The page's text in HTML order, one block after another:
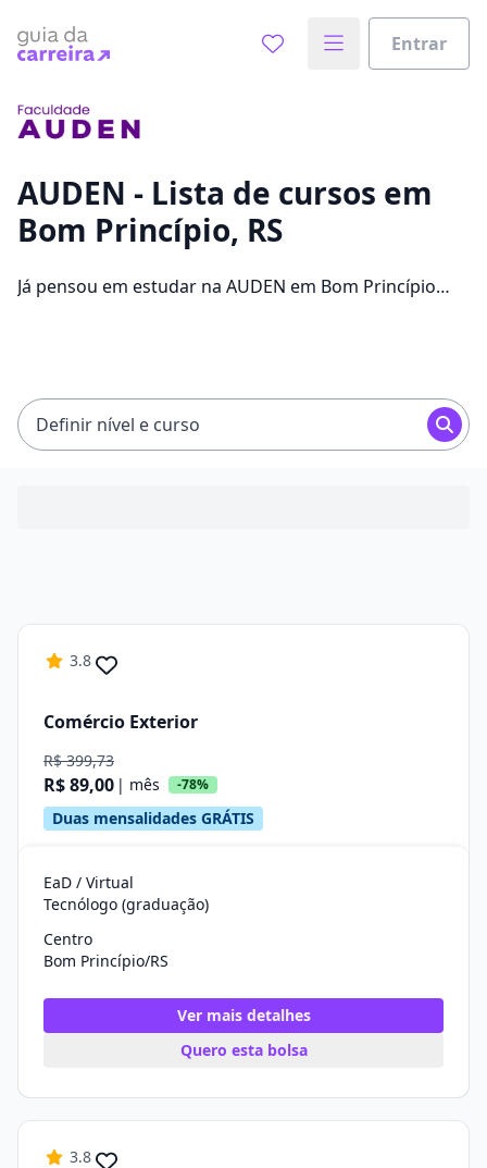
Entrar
Vamos te guiar no caminho ideal para seus estudos
Sim, já sei
AUDEN - Lista de cursos em
Bom Princípio, RS
Já pensou em estudar na AUDEN em Bom Princípio
Definir nível e curso
3.8
Comércio Exterior
R$ 399,73
R$ 89,00 | mês -78%
Duas mensalidades GRÁTIS
EaD / Virtual
Tecnólogo (graduação)
Centro
Bom Princípio/RS
Ver mais detalhes
Quero esta bolsa
3.8